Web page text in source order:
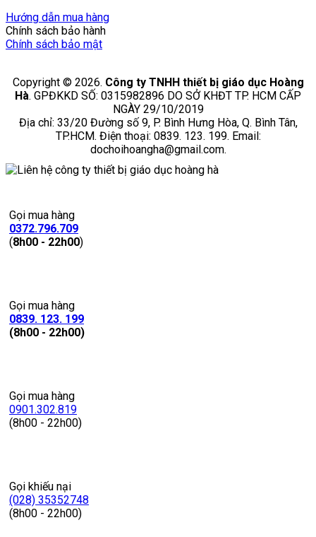
Hướng dẫn mua hàng
Chính sách bảo hành
Chính sách bảo mật
Copyright © 2026. Công ty TNHH thiết bị giáo dục Hoàng
Hà. GPĐKKD SỐ: 0315982896 DO SỞ KHĐT TP. HCM CẤP
NGÀY 29/10/2019
Địa chỉ: 33/20 Đường số 9, P. Bình Hưng Hòa, Q. Bình Tân,
TP.HCM. Điện thoại: 0839. 123. 199. Email:
dochoihoangha@gmail.com.
Gọi mua hàng
0372.796.709
(8h00 - 22h00)
Gọi mua hàng
0839. 123. 199
(8h00 - 22h00)
Gọi mua hàng
0901.302.819
(8h00 - 22h00)
Gọi khiếu nại
(028) 35352748
(8h00 - 22h00)